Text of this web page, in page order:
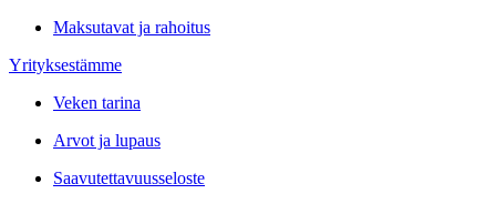
Maksutavat ja rahoitus
Yrityksestämme
Veken tarina
Arvot ja lupaus
Saavutettavuusseloste